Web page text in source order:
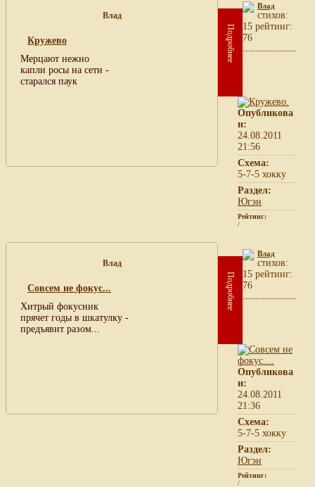
Влад
Кружево
Мерцают нежно
капли росы на сети -
старался паук
Подробнее
Влад
cтихов:
15 рейтинг:
76
Опубликова
н:
24.08.2011
21:56
Схема:
5-7-5 хокку
Раздел:
Югэн
Рейтинг:
/
Влад
Совсем не фокус...
Хитрый фокусник
прячет годы в шкатулку -
предъявит разом...
Подробнее
Влад
cтихов:
15 рейтинг:
76
Опубликова
н:
24.08.2011
21:36
Схема:
5-7-5 хокку
Раздел:
Югэн
Рейтинг:
/